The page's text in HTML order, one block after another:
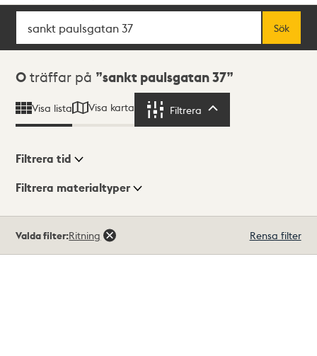
Sök
Sök
Sökresultat
0 träffar på sankt paulsgatan 37
Visa lista Visa karta Filtrera
Visningsläge
Filtrera tid
Filtrera materialtyper
träffar
Valda filter:Ritning Rensa filter